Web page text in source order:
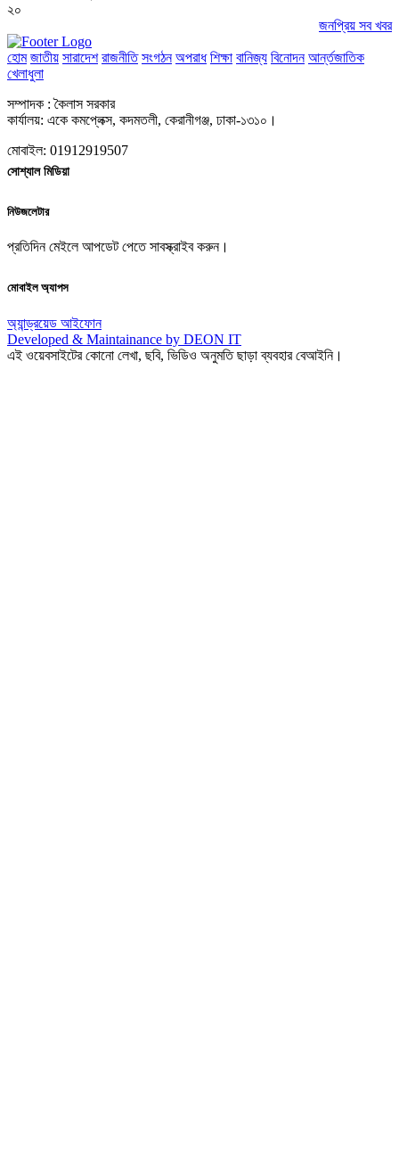
২০
জনপ্রিয় সব খবর
হোম জাতীয় সারাদেশ রাজনীতি সংগঠন অপরাধ শিক্ষা বানিজ্য বিনোদন আর্ন্তজাতিক
খেলাধুলা
সম্পাদক : কৈলাস সরকার
কার্যালয়: একে কমপ্লেক্স, কদমতলী, কেরানীগঞ্জ, ঢাকা-১৩১০।
মোবাইল: 01912919507
সোশ্যাল মিডিয়া
নিউজলেটার
প্রতিদিন মেইলে আপডেট পেতে সাবস্ক্রাইব করুন।
মোবাইল অ্যাপস
অ্যান্ড্রয়েড আইফোন
Developed & Maintainance by DEON IT
এই ওয়েবসাইটের কোনো লেখা, ছবি, ভিডিও অনুমতি ছাড়া ব্যবহার বেআইনি।